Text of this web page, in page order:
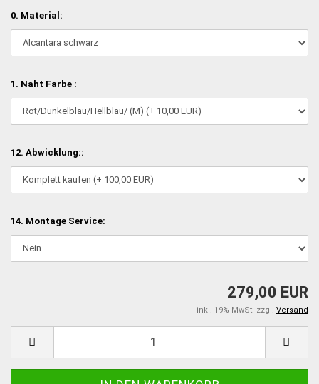
0. Material:
1. Naht Farbe :
12. Abwicklung::
14. Montage Service:
279,00 EUR
inkl. 19% MwSt. zzgl. Versand